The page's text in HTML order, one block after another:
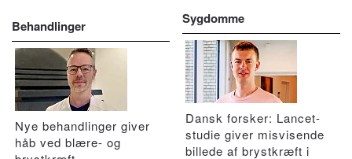
Behandlinger
Nye behandlinger giver
håb ved blære- og
Sygdomme
Dansk forsker: Lancet-
studie giver misvisende
billede af brystkræft i